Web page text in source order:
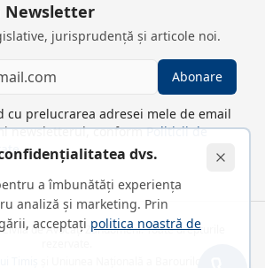
Newsletter
jurisprudență și articole noi.
Abonare
cu prelucrarea adresei mele de email
newsletterul, conform Politicii de
de Avocați Zandomeni. Toate drepturile
dvs.
a îmbunătăți experiența
analiză și marketing. Prin
acceptați politica noastră de